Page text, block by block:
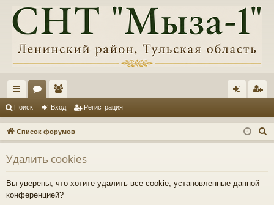
с
ы
лк
и
ум
ы
ол
ьз
ов
ат
ел
и
д ис
тр
ия
Поиск Вход Регистрация
Список форумов
о
Удалить cookies
Вы уверены, что хотите удалить все cookie, установленные данной
конференцией?